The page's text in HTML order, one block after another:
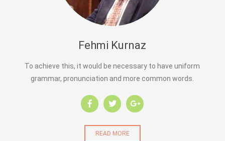
Fehmi Kurnaz
To achieve this, it would be necessary to have uniform
grammar, pronunciation and more common words.
READ MORE